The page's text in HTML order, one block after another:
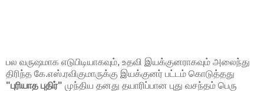
பல வருஷமாக எடுபிடியாகவும், உதவி இயக்குனராகவும் அலைந்து
திரிந்த கே.எஸ்.ரவிகுமாருக்கு இயக்குனர் பட்டம் கொடுத்தது
"புரியாத புதிர்" முந்திய தனது தயாரிப்பான புது வசந்தம் பெரு